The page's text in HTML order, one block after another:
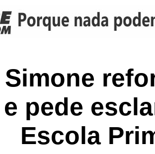
Simone
pede
Escola